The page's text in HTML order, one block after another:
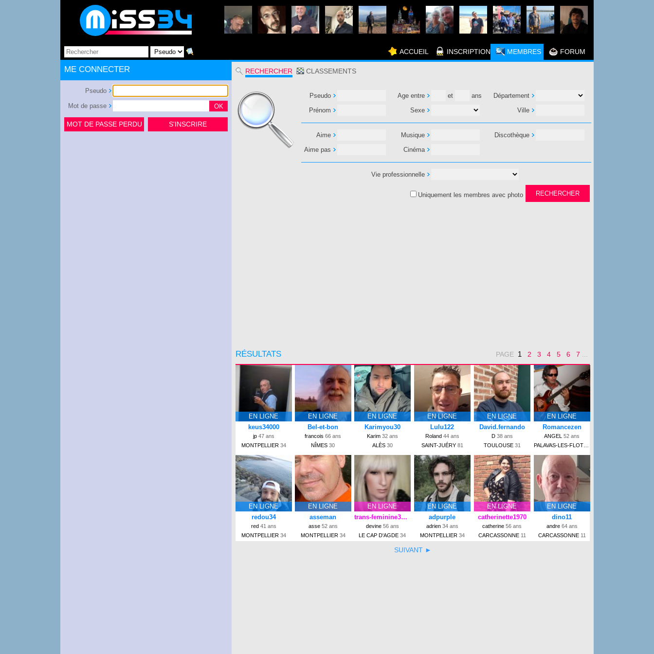
ACCUEIL INSCRIPTION MEMBRES FORUM
ME CONNECTER
Pseudo
Mot de passe
MOT DE PASSE PERDU S'INSCRIRE
RECHERCHER CLASSEMENTS
Pseudo Age entre et ans
Département
Prénom
Sexe Ville
Aime Musique
Discothèque
Aime pas
Cinéma
Vie professionnelle
Uniquement les membres avec photo
RÉSULTATS PAGE 1 2 3 4 5 6 7
EN LIGNE
keus34000
jp 47 ans
MONTPELLIER 34
EN LIGNE
Bel-et-bon
francois 66 ans
NÎMES 30
EN LIGNE
Karimyou30
Karim 32 ans
ALÈS 30
EN LIGNE
Lulu122
Roland 44 ans
SAINT-JUÉRY 81
EN LIGNE
David.fernando
D 38 ans
TOULOUSE 31
EN LIGNE
Romancezen
ANGEL 52 ans
EN LIGNE
redou34
red 41 ans
MONTPELLIER 34
EN LIGNE
asseman
asse 52 ans
MONTPELLIER 34
EN LIGNE
trans-feminine34300
devine 56 ans
LE CAP D'AGDE 34
EN LIGNE
adpurple
adrien 34 ans
MONTPELLIER 34
EN LIGNE
catherinette1970
catherine 56 ans
CARCASSONNE 11
EN LIGNE
dino11
andre 64 ans
CARCASSONNE 11
SUIVANT ►